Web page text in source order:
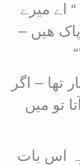
اے میرے
ھیں –
تھا – اگر
تو میں
اس بات